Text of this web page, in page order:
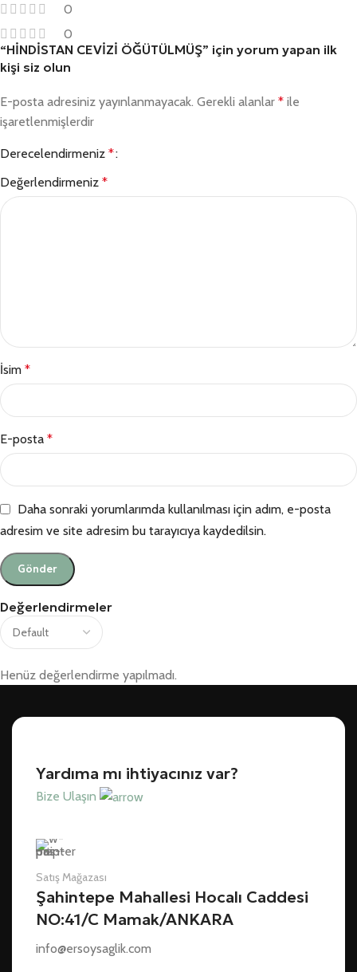
0
0
Değerlendirmeler
Henüz değerlendirme yapılmadı.
“HİNDİSTAN CEVİZİ ÖĞÜTÜLMÜŞ” için yorum yapan ilk
kişi siz olun
E-posta adresiniz yayınlanmayacak. Gerekli alanlar * ile
işaretlenmişlerdir
Derecelendirmeniz *
Değerlendirmeniz *
İsim *
E-posta *
Daha sonraki yorumlarımda kullanılması için adım, e-posta
adresim ve site adresim bu tarayıcıya kaydedilsin.
Yardıma mı ihtiyacınız var?
Bize Ulaşın
Satış Mağazası
Şahintepe Mahallesi Hocalı Caddesi
NO:41/C Mamak/ANKARA
info@ersoysaglik.com